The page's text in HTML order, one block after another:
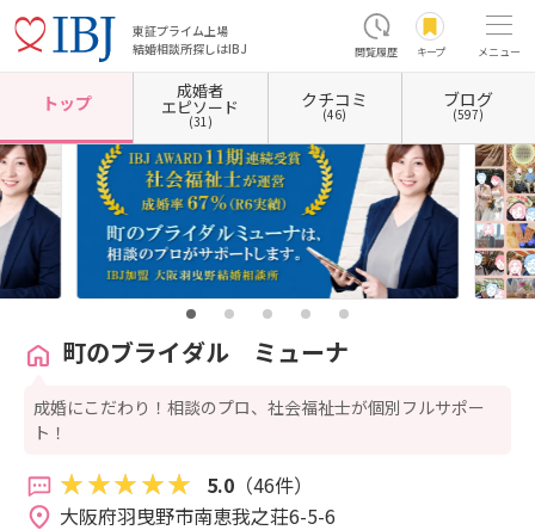
東証プライム上場
結婚相談所探しはIBJ
閲覧履歴 キープ メニュー
ホーム 大阪府の結婚相談所 大阪府羽曳野市 町のブライダル ミューナ
トップ
成婚者
エピソード
(31)
クチコミ
(46)
ブログ
(597)
町のブライダル ミューナ
成婚にこだわり！相談のプロ、社会福祉士が個別フルサポー
ト！
5.0（46件）